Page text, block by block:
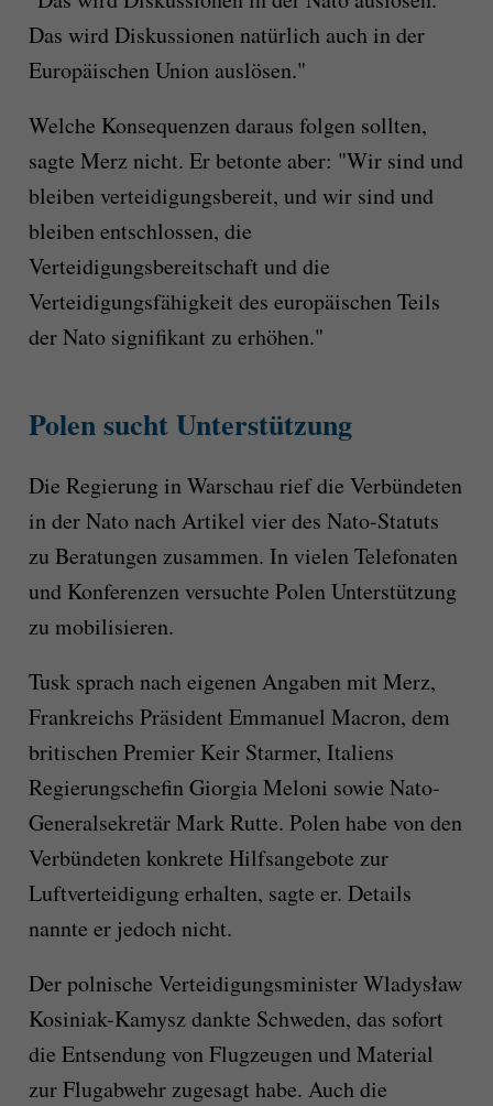
Das wird Diskussionen natürlich auch in der
Europäischen Union auslösen."
Welche Konsequenzen daraus folgen sollten,
sagte Merz nicht. Er betonte aber: "Wir sind und
bleiben verteidigungsbereit, und wir sind und
bleiben entschlossen, die
Verteidigungsbereitschaft und die
Verteidigungsfähigkeit des europäischen Teils
der Nato signifikant zu erhöhen."
Polen sucht Unterstützung
Die Regierung in Warschau rief die Verbündeten
in der Nato nach Artikel vier des Nato-Statuts
zu Beratungen zusammen. In vielen Telefonaten
und Konferenzen versuchte Polen Unterstützung
zu mobilisieren.
Tusk sprach nach eigenen Angaben mit Merz,
Frankreichs Präsident Emmanuel Macron, dem
britischen Premier Keir Starmer, Italiens
Regierungschefin Giorgia Meloni sowie Nato-
Generalsekretär Mark Rutte. Polen habe von den
Verbündeten konkrete Hilfsangebote zur
Luftverteidigung erhalten, sagte er. Details
nannte er jedoch nicht.
Der polnische Verteidigungsminister Wladysław
Kosiniak-Kamysz dankte Schweden, das sofort
die Entsendung von Flugzeugen und Material
zur Flugabwehr zugesagt habe. Auch die